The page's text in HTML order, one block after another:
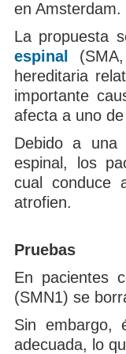
en Amsterdam.
La propuesta
espinal
hereditaria
importante
afecta a uno
Debido a una
espinal, los
cual conduce
atrofien.
Pruebas
En pacientes
(SMN1) se
Sin embargo,
adecuada, lo